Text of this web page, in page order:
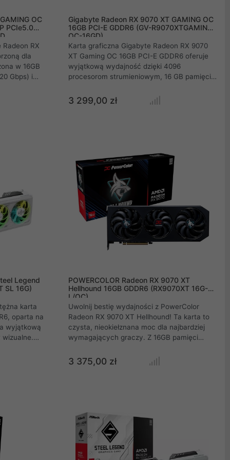
OC
PCIe5.0
RX
dla
w 16GB
Gbps) i
system
Gigabyte Radeon RX 9070 XT GAMING OC
16GB PCI-E GDDR6 (GV-R9070XTGAMING
OC-16GD)
Karta graficzna Gigabyte Radeon RX 9070
XT Gaming OC 16GB PCI-E GDDR6 oferuje
wyjątkową wydajność dzięki 4096
procesorom strumieniowym, 16 GB pamięci
rozdzielczość do 7680x4320, obsługuje
wielomonitorowość i zapewnia cichą pracę
3 299,00 zł
Legend
SL 16G)
karta
oparta na
wyjątkową
Resolution
RX
pracę.
POWERCOLOR Radeon RX 9070 XT
Hellhound 16GB GDDR6 (RX9070XT 16G-
L/OC)
Uwolnij bestię wydajności z PowerColor
Radeon RX 9070 XT Hellhound! Ta karta to
czysta, nieokiełznana moc dla najbardziej
wymagających graczy. Z 16GB pamięci
oszałamiającym taktowaniem boost do 3010
MHz, Hellhound zapewnia absolutną
bezkompromisowa rozgrywka na
najwyższych obrotach!
3 375,00 zł